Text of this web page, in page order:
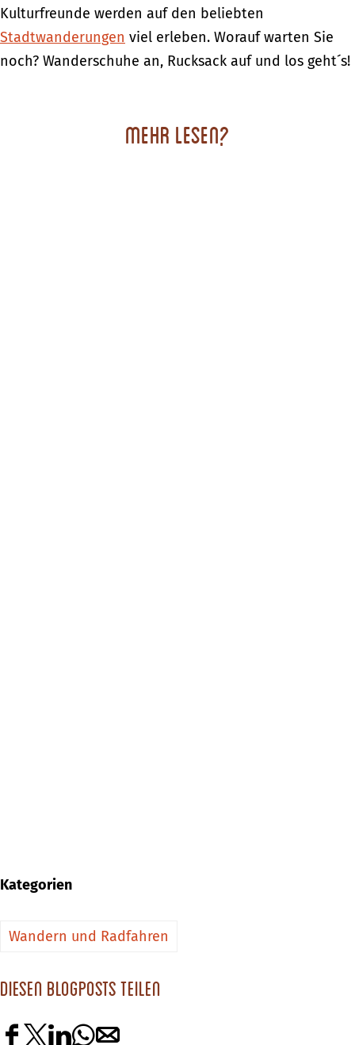
u
s
e
Kulturfreunde werden auf den beliebten
Stadtwanderungen viel erleben. Worauf warten Sie
noch? Wanderschuhe an, Rucksack auf und los geht´s!
Mehr lesen?
Kategorien
Wandern und Radfahren
Diesen Blogposts teilen